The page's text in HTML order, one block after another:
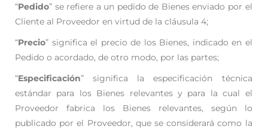
“Pedido” se refiere a un pedido de Bienes enviado por el
Cliente al Proveedor en virtud de la cláusula 4;
“Precio” significa el precio de los Bienes, indicado en el
Pedido o acordado, de otro modo, por las partes;
“Especificación” significa la especificación técnica
estándar para los Bienes relevantes y para lacual el
Proveedor fabrica los Bienes relevantes, según lo
publicado por el Proveedor, que seconsiderará como la